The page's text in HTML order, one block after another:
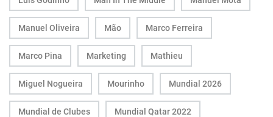
Manuel Oliveira Mão Marco Ferreira
Marco Pina Marketing Mathieu
Miguel Nogueira Mourinho Mundial 2026
Mundial de Clubes Mundial Qatar 2022